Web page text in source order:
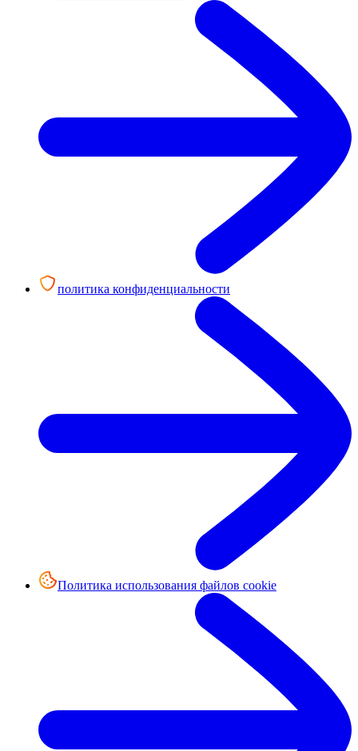
политика конфиденциальности
Политика использования файлов cookie